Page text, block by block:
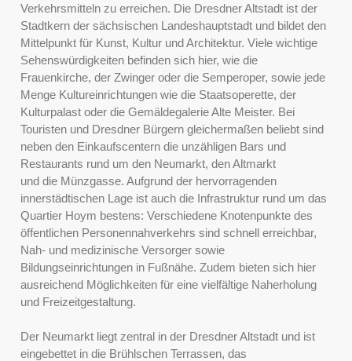
Verkehrsmitteln zu erreichen. Die Dresdner Altstadt ist der
Stadtkern der sächsischen Landeshauptstadt und bildet den
Mittelpunkt für Kunst, Kultur und Architektur. Viele wichtige
Sehenswürdigkeiten befinden sich hier, wie die
Frauenkirche, der Zwinger oder die Semperoper, sowie jede
Menge Kultureinrichtungen wie die Staatsoperette, der
Kulturpalast oder die Gemäldegalerie Alte Meister. Bei
Touristen und Dresdner Bürgern gleichermaßen beliebt sind
neben den Einkaufscentern die unzähligen Bars und
Restaurants rund um den Neumarkt, den Altmarkt
und die Münzgasse. Aufgrund der hervorragenden
innerstädtischen Lage ist auch die Infrastruktur rund um das
Quartier Hoym bestens: Verschiedene Knotenpunkte des
öffentlichen Personennahverkehrs sind schnell erreichbar,
Nah- und medizinische Versorger sowie
Bildungseinrichtungen in Fußnähe. Zudem bieten sich hier
ausreichend Möglichkeiten für eine vielfältige Naherholung
und Freizeitgestaltung.
Der Neumarkt liegt zentral in der Dresdner Altstadt und ist
eingebettet in die Brühlschen Terrassen, das